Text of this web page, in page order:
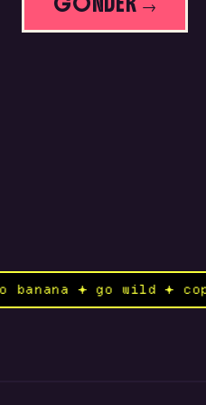
banana ✦ go